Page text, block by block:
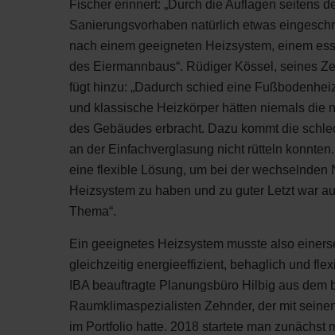
Fischer erinnert: „Durch die Auflagen seitens
Sanierungsvorhaben natürlich etwas
nach einem geeigneten Heizsystem, einem
des Eiermannbaus“. Rüdiger Kössel, seines
fügt hinzu: „Dadurch schied eine
und klassische Heizkörper hätten niemals die
des Gebäudes erbracht. Dazu kommt die
an der Einfachverglasung nicht rütteln
eine flexible Lösung, um bei der
Heizsystem zu haben und zu guter Letzt war
Thema“.
Ein geeignetes Heizsystem musste also
gleichzeitig energieeffizient, behaglich und
IBA beauftragte Planungsbüro Hilbig aus dem
Raumklimaspezialisten Zehnder, der mit
im Portfolio hatte. 2018 startete man zunächst